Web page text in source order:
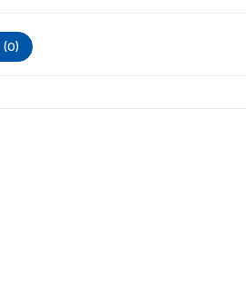
(0)